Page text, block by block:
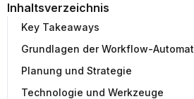
Inhaltsverzeichnis
Key Takeaways
Grundlagen der Workflow-
Planung und Strategie
Technologie und Werkzeuge